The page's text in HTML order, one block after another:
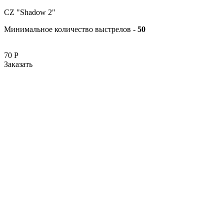
CZ "Shadow 2"
Минимальное количество выстрелов - 50
70 Р
Заказать